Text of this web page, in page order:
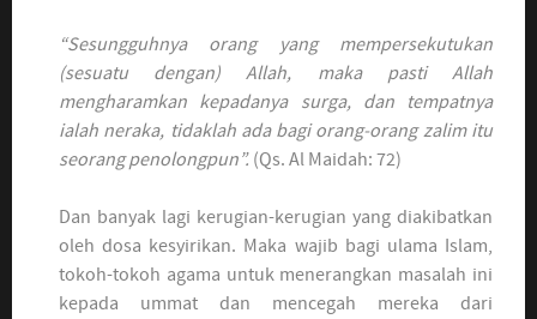
“Sesungguhnya orang yang mempersekutukan
(sesuatu dengan) Allah, maka pasti Allah
mengharamkan kepadanya surga, dan tempatnya
ialah neraka, tidaklah ada bagi orang-orang zalim itu
seorang penolongpun”. (Qs. Al Maidah: 72)
Dan banyak lagi kerugian-kerugian yang diakibatkan
oleh dosa kesyirikan. Maka wajib bagi ulama Islam,
tokoh-tokoh agama untuk menerangkan masalah ini
kepada ummat dan mencegah mereka dari